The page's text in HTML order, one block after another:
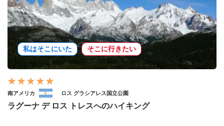
私はそこにいた そこに行きたい
南アメリカ ロス グラシアレス国立公園
ラグーナ デ ロス トレスへのハイキング